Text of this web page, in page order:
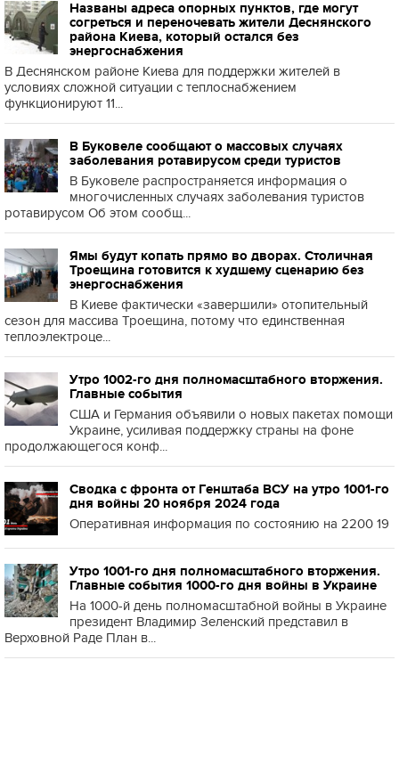
Названы адреса опорных пунктов, где могут
согреться и переночевать жители Деснянского
района Киева, который остался без
энергоснабжения
В Деснянском районе Киева для поддержки жителей в
условиях сложной ситуации с теплоснабжением
функционируют 11...
В Буковеле сообщают о массовых случаях
заболевания ротавирусом среди туристов
В Буковеле распространяется информация о
многочисленных случаях заболевания туристов
ротавирусом Об этом сообщ...
Ямы будут копать прямо во дворах. Столичная
Троещина готовится к худшему сценарию без
энергоснабжения
В Киеве фактически «завершили» отопительный
сезон для массива Троещина, потому что единственная
теплоэлектроце...
Утро 1002-го дня полномасштабного вторжения.
Главные события
США и Германия объявили о новых пакетах помощи
Украине, усиливая поддержку страны на фоне
продолжающегося конф...
Сводка с фронта от Генштаба ВСУ на утро 1001-го
дня войны 20 ноября 2024 года
Оперативная информация по состоянию на 2200 19
Утро 1001-го дня полномасштабного вторжения.
Главные события 1000-го дня войны в Украине
На 1000-й день полномасштабной войны в Украине
президент Владимир Зеленский представил в
Верховной Раде План в...